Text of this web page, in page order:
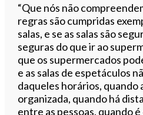
“Que nós não
regras são cumpridas
salas, e se as salas são
seguras do que ir ao
que os supermercados
e as salas de espetáculos
daqueles horários, quando
organizada, quando há
entre as pessoas, quando